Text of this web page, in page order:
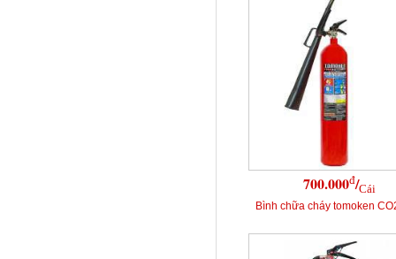
700.000đ/Cái
Bình chữa cháy tomoken